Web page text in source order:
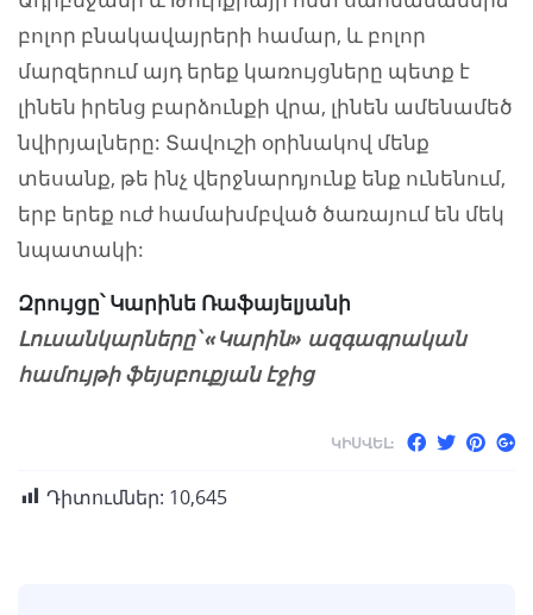
բոլոր բնակավայրերի համար, և բոլոր
մարզերում այդ երեք կառույցները պետք է
լինեն իրենց բարձունքի վրա, լինեն ամենամեծ
նվիրյալները: Տավուշի օրինակով մենք
տեսանք, թե ինչ վերջնարդյունք ենք ունենում,
երբ երեք ուժ համախմբված ծառայում են մեկ
նպատակի:
Զրույցը՝ Կարինե Ռաֆայելյանի
Լուսանկարները՝ «Կարին» ազգագրական
համույթի ֆեյսբուքյան էջից
ԿԻՍՎԵԼ:
Դիտումներ: 10,645